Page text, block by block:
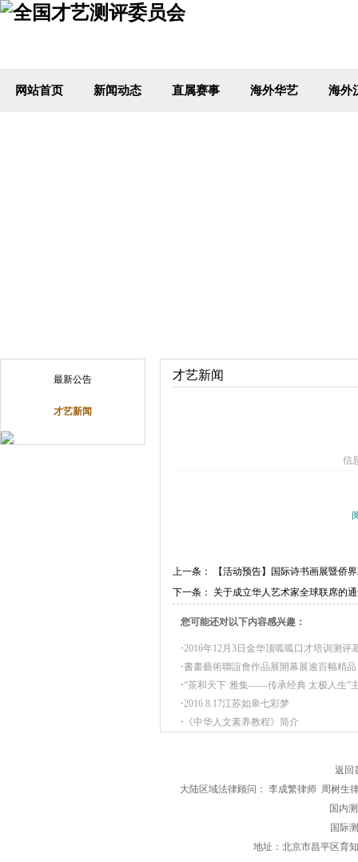
网站首页 新闻动态 直属赛事 海外华艺 海外
最新公告
才艺新闻
才艺新闻
信
上一条：
【活动预告】国际诗书画展暨侨
下一条： 关于成立华人艺术家全球联席的
您可能还对以下内容感兴趣：
·2016年12月3日金华顶呱呱口才培训测评
·書畫藝術聯誼會作品展開幕展逾百幅精品
·“茶和天下·雅集——传承经典 太极人生”
·2016.8.17江苏如皋七彩梦
· 《中华人文素养教程》简介
返回
大陆区域法律顾问： 李成繁律师 周树
国内测评
国际
地址：北京市昌平区